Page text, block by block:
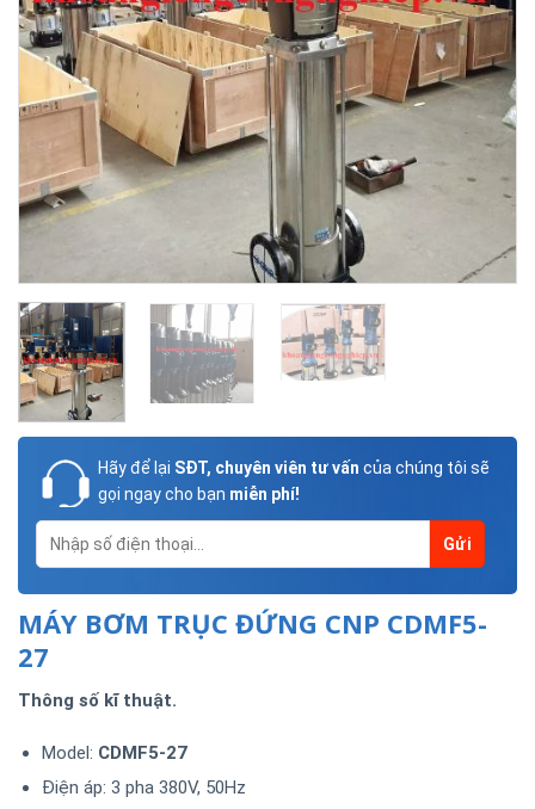
Hãy để lại SĐT, chuyên viên tư vấn của chúng tôi sẽ
gọi ngay cho bạn miễn phí!
MÁY BƠM TRỤC ĐỨNG CNP CDMF5-
27
Thông số kĩ thuật.
Model: CDMF5-27
Điện áp: 3 pha 380V, 50Hz